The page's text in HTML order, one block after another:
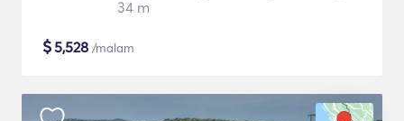
34 m
$5,528 /malam